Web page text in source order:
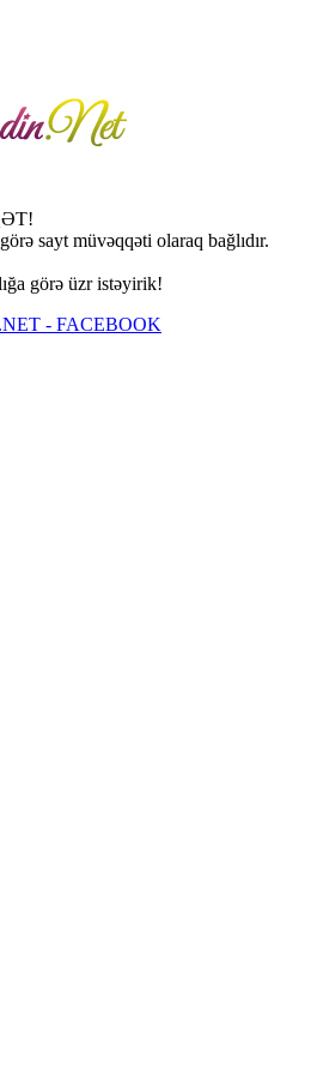
sayt müvəqqəti olaraq bağlıdır.
görə üzr istəyirik!
- FACEBOOK